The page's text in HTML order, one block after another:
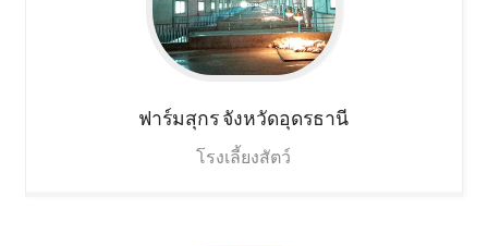
ฟาร์มสุกรจังหวัดอุดรธานี
โรงเลี้ยงสัตว์